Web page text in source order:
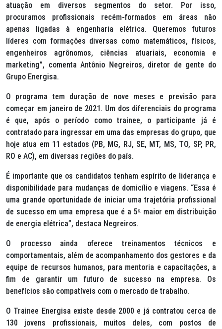
atuação em diversos segmentos do setor. Por isso,
procuramos profissionais recém-formados em áreas não
apenas ligadas à engenharia elétrica. Queremos futuros
líderes com formações diversas como matemáticos, físicos,
engenheiros agrônomos, ciências atuariais, economia e
marketing”, comenta Antônio Negreiros, diretor de gente do
Grupo Energisa.
O programa tem duração de nove meses e previsão para
começar em janeiro de 2021. Um dos diferenciais do programa
é que, após o período como trainee, o participante já é
contratado para ingressar em uma das empresas do grupo, que
hoje atua em 11 estados (PB, MG, RJ, SE, MT, MS, TO, SP, PR,
RO e AC), em diversas regiões do país.
É importante que os candidatos tenham espírito de liderança e
disponibilidade para mudanças de domicílio e viagens. “Essa é
uma grande oportunidade de iniciar uma trajetória profissional
de sucesso em uma empresa que é a 5ª maior em distribuição
de energia elétrica”, destaca Negreiros.
O processo ainda oferece treinamentos técnicos e
comportamentais, além de acompanhamento dos gestores e da
equipe de recursos humanos, para mentoria e capacitações, a
fim de garantir um futuro de sucesso na empresa. Os
benefícios são compatíveis com o mercado de trabalho.
O Trainee Energisa existe desde 2000 e já contratou cerca de
130 jovens profissionais, muitos deles, com postos de